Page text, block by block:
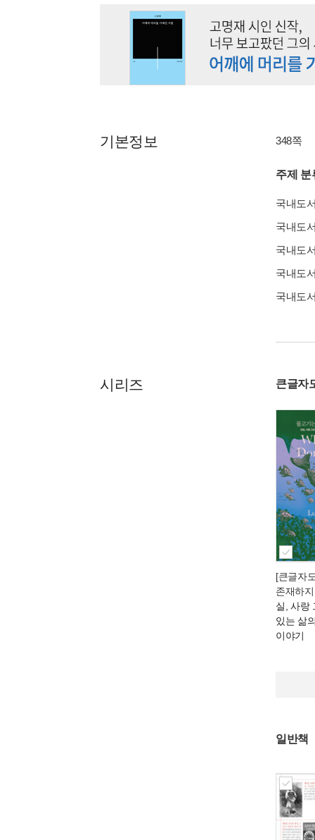
기본정보 348쪽
주제 분
국내도
국내도
국내도
국내도
국내도
시리즈 큰글자
[큰글자
존재하
실, 사랑
있는 삶
이야기
일반책